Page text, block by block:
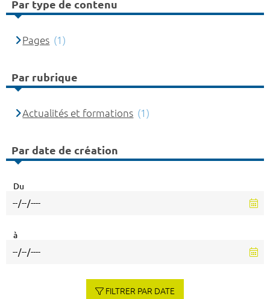
Par type de contenu
Pages (1)
Par rubrique
Actualités et formations (1)
Par date de création
Du
à
FILTRER PAR DATE